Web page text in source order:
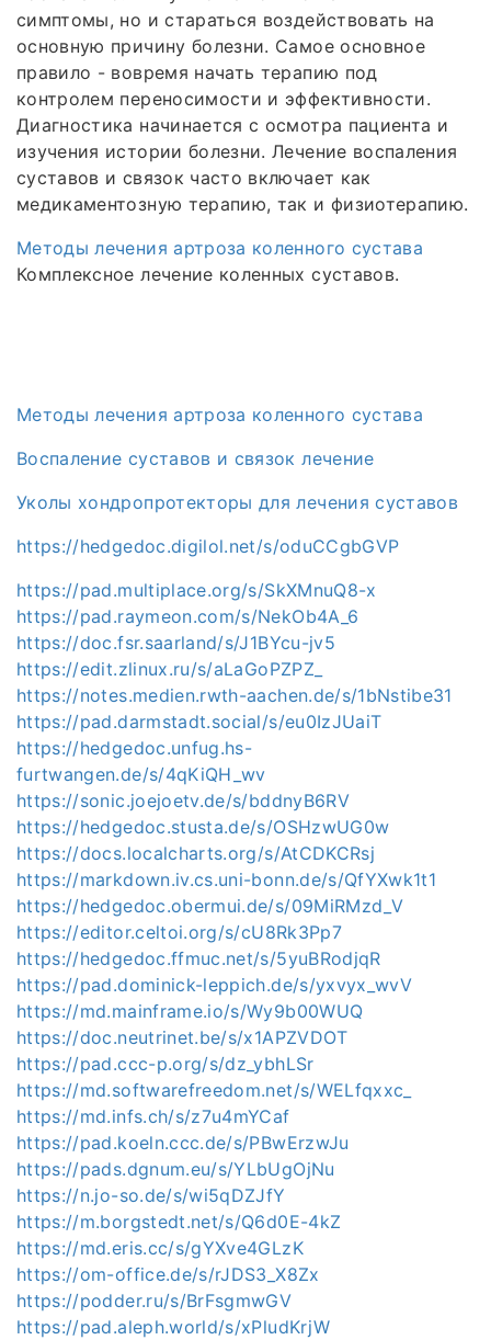
симптомы, но и стараться воздействовать на
основную причину болезни. Самое основное
правило - вовремя начать терапию под
контролем переносимости и эффективности.
Диагностика начинается с осмотра пациента и
изучения истории болезни. Лечение воспаления
суставов и связок часто включает как
медикаментозную терапию, так и физиотерапию.
Методы лечения артроза коленного сустава
Комплексное лечение коленных суставов.
Методы лечения артроза коленного сустава
Воспаление суставов и связок лечение
Уколы хондропротекторы для лечения суставов
https://hedgedoc.digilol.net/s/oduCCgbGVP
https://pad.multiplace.org/s/SkXMnuQ8-x
https://pad.raymeon.com/s/NekOb4A_6
https://doc.fsr.saarland/s/J1BYcu-jv5
https://edit.zlinux.ru/s/aLaGoPZPZ_
https://notes.medien.rwth-aachen.de/s/1bNstibe31
https://pad.darmstadt.social/s/eu0IzJUaiT
https://hedgedoc.unfug.hs-
furtwangen.de/s/4qKiQH_wv
https://sonic.joejoetv.de/s/bddnyB6RV
https://hedgedoc.stusta.de/s/OSHzwUG0w
https://docs.localcharts.org/s/AtCDKCRsj
https://markdown.iv.cs.uni-bonn.de/s/QfYXwk1t1
https://hedgedoc.obermui.de/s/09MiRMzd_V
https://editor.celtoi.org/s/cU8Rk3Pp7
https://hedgedoc.ffmuc.net/s/5yuBRodjqR
https://pad.dominick-leppich.de/s/yxvyx_wvV
https://md.mainframe.io/s/Wy9b00WUQ
https://doc.neutrinet.be/s/x1APZVDOT
https://pad.ccc-p.org/s/dz_ybhLSr
https://md.softwarefreedom.net/s/WELfqxxc_
https://md.infs.ch/s/z7u4mYCaf
https://pad.koeln.ccc.de/s/PBwErzwJu
https://pads.dgnum.eu/s/YLbUgOjNu
https://n.jo-so.de/s/wi5qDZJfY
https://m.borgstedt.net/s/Q6d0E-4kZ
https://md.eris.cc/s/gYXve4GLzK
https://om-office.de/s/rJDS3_X8Zx
https://podder.ru/s/BrFsgmwGV
https://pad.aleph.world/s/xPludKrjW